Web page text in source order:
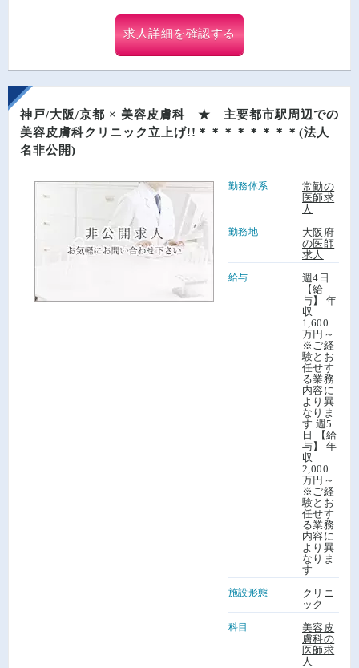
求人詳細を確認する
神戸/大阪/京都 × 美容皮膚科 ★ 主要都市駅周辺での
美容皮膚科クリニック立上げ!!＊＊＊＊＊＊＊＊(法人
名非公開)
勤務体系
常勤の
医師求
人
勤務地
大阪府
の医師
求人
給与
週4日
【給
与】 年
収
1,600
万円～
※ご経
験とお
任せす
る業務
内容に
より異
なりま
す 週5
日 【給
与】 年
収
2,000
万円～
※ご経
験とお
任せす
る業務
内容に
より異
なりま
す
施設形態
クリニ
ック
科目
美容皮
膚科の
医師求
人